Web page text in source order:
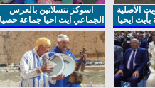
الأصلية
ايحيا
اسوكز نتسلاتين بالعرس
الجماعي ايت احيا جماعة حصيا